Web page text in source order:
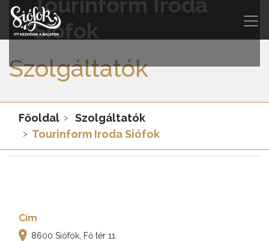
Szolgáltatók
Főoldal
Szolgáltatók
Tourinform Iroda Siófok
Siófok
Cím
8600 Siófok, Fő tér 11.